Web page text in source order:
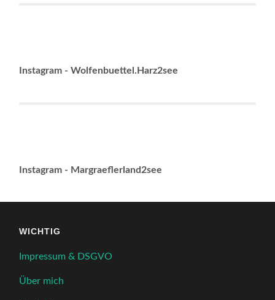
Instagram - Wolfenbuettel.Harz2see
Instagram - Margraeflerland2see
WICHTIG
Impressum & DSGVO
Über mich